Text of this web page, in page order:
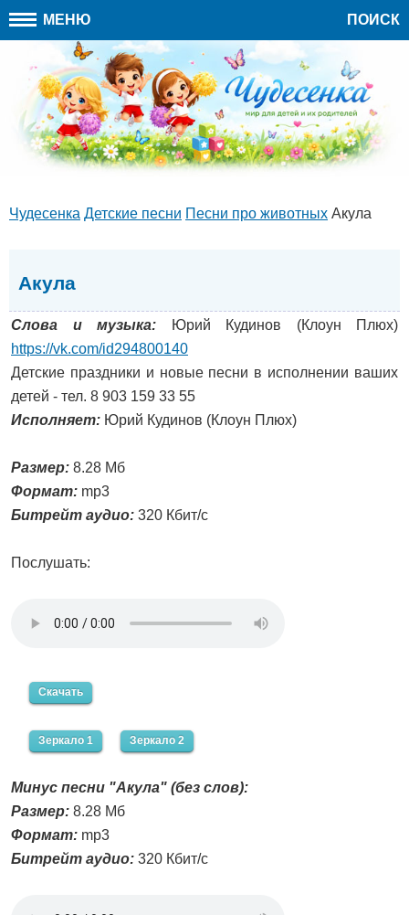
МЕНЮ ПОИСК
Чудесенка Детские песни Песни про животных Акула
Акула
Слова и музыка: Юрий Кудинов (Клоун Плюх)
https://vk.com/id294800140
Детские праздники и новые песни в исполнении ваших
детей - тел. 8 903 159 33 55
Исполняет: Юрий Кудинов (Клоун Плюх)
Размер: 8.28 Мб
Формат: mp3
Битрейт аудио: 320 Кбит/с
Послушать:
Скачать
Зеркало 1 Зеркало 2
Минус песни "Акула" (без слов):
Размер: 8.28 Мб
Формат: mp3
Битрейт аудио: 320 Кбит/с